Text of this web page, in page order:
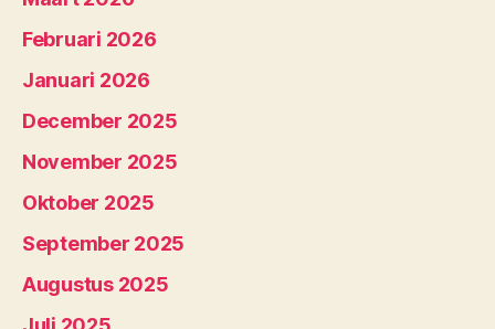
Februari 2026
Januari 2026
December 2025
November 2025
Oktober 2025
September 2025
Augustus 2025